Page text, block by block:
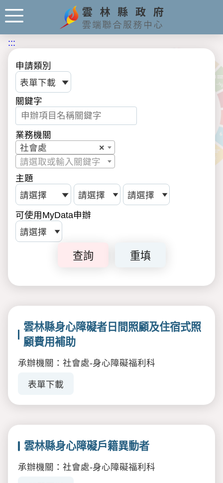
:::
申請類別
關鍵字
業務機關
×
社會處
請選取或輸入關鍵字
主題
可使用MyData申辦
查詢 重填
雲林縣身心障礙者日間照顧及住宿式照
顧費用補助
承辦機關：社會處-身心障礙福利科
表單下載
雲林縣身心障礙戶籍異動者
承辦機關：社會處-身心障礙福利科